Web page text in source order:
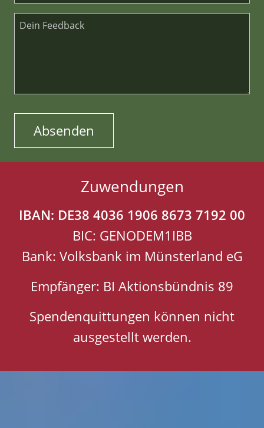
Zuwendungen
IBAN: DE38 4036 1906 8673 7192 00
BIC: GENODEM1IBB
Bank: Volksbank im Münsterland eG
Empfänger: BI Aktionsbündnis 89
Spendenquittungen können nicht
ausgestellt werden.